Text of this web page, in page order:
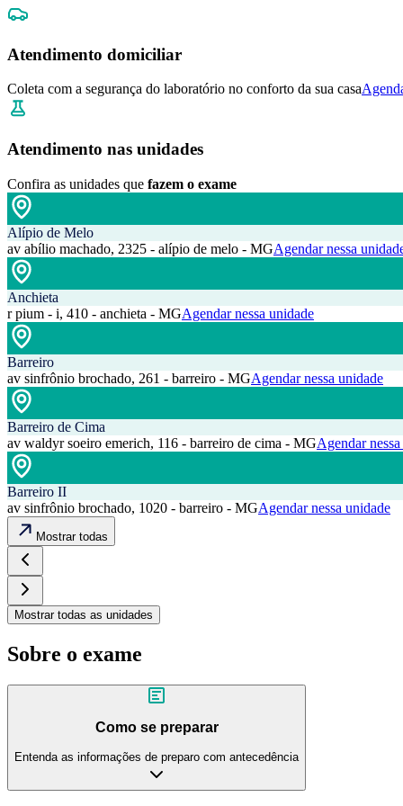
Atendimento domiciliar
Coleta com a segurança do laboratório no conforto da sua casa
Atendimento nas unidades
Confira as unidades que fazem o exame
Alípio de Melo
av abílio machado, 2325 - alípio de melo - MGAgendar nessa
Anchieta
r pium - i, 410 - anchieta - MGAgendar nessa unidade
Barreiro
av sinfrônio brochado, 261 - barreiro - MGAgendar nessa unidade
Barreiro de Cima
av waldyr soeiro emerich, 116 - barreiro de cima - MGAgendar
Barreiro II
av sinfrônio brochado, 1020 - barreiro - MGAgendar nessa unidade
Mostrar todas
Mostrar todas as unidades
Sobre o exame
Como se preparar
Entenda as informações de preparo com antecedência